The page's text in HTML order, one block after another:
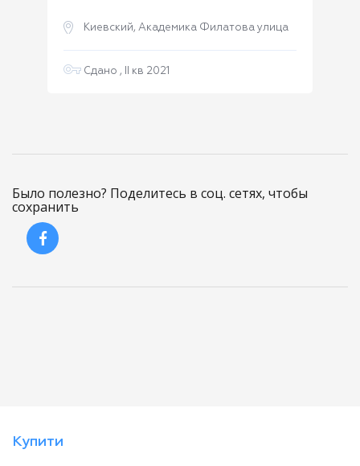
Киевский, Академика Филатова улица
Сдано , II кв 2021
Было полезно? Поделитесь в соц. сетях, чтобы
сохранить
Купити